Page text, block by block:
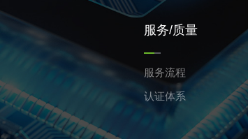
服务/质量
服务流程
认证体系